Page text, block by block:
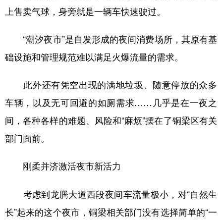
上售卖气球，身旁就是一辆车快速驶过。
“潮汐夜市”是自发形成的夜间消费场所，其原有基
础设施和管理规范难以满足火爆流量的需求。
此外还有凭空出现的满地垃圾、随意停放的众多
车辆，以及无可回避的如厕需求……几乎是在一夜之
间，各种各样的难题、风险和“麻烦”摆在了铜梁区有关
部门面前。
刚柔并济激活夜市新活力
考虑到龙腾大道西段夜间车流量极小，对“自然生
长”起来的这个夜市，铜梁相关部门没有选择简单的“一